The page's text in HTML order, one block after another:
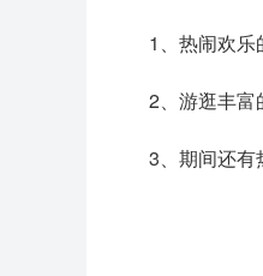
1、热闹欢乐
2、游逛丰富
3、期间还有